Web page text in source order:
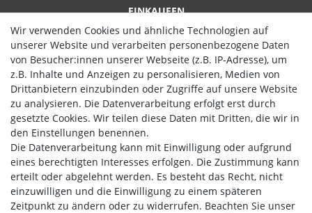
EINKAUFEN
Zahlungsarten
Versand
Widerrufsrecht
Hilfe
Vertrag widerrufen
WIR AKZEPTIEREN
Wir verwenden Cookies und ähnliche Technologien auf
unserer Website und verarbeiten personenbezogene Daten
von Besucher:innen unserer Webseite (z.B. IP-Adresse), um
z.B. Inhalte und Anzeigen zu personalisieren, Medien von
Drittanbietern einzubinden oder Zugriffe auf unsere Website
zu analysieren. Die Datenverarbeitung erfolgt erst durch
gesetzte Cookies. Wir teilen diese Daten mit Dritten, die wir in
den Einstellungen benennen.
Die Datenverarbeitung kann mit Einwilligung oder aufgrund
eines berechtigten Interesses erfolgen. Die Zustimmung kann
erteilt oder abgelehnt werden. Es besteht das Recht, nicht
einzuwilligen und die Einwilligung zu einem späteren
Zeitpunkt zu ändern oder zu widerrufen. Beachten Sie unser